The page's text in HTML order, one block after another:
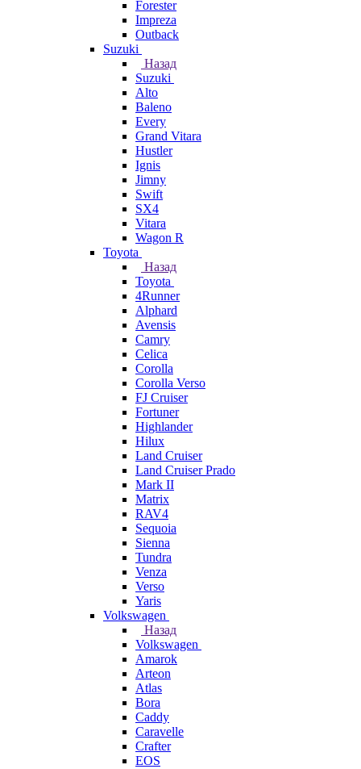
Forester
Impreza
Outback
Suzuki
Назад
Suzuki
Alto
Baleno
Every
Grand Vitara
Hustler
Ignis
Jimny
Swift
SX4
Vitara
Wagon R
Toyota
Назад
Toyota
4Runner
Alphard
Avensis
Camry
Celica
Corolla
Corolla Verso
FJ Cruiser
Fortuner
Highlander
Hilux
Land Cruiser
Land Cruiser Prado
Mark II
Matrix
RAV4
Sequoia
Sienna
Tundra
Venza
Verso
Yaris
Volkswagen
Назад
Volkswagen
Amarok
Arteon
Atlas
Bora
Caddy
Caravelle
Crafter
EOS